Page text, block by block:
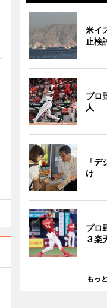
米イ
止検
プロ
人
「
け
プロ
３楽
もっ